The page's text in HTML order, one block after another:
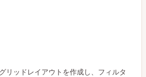
ッドレイアウトを作成し、フィルタ